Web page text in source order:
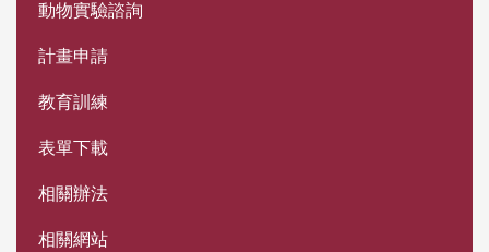
動物實驗諮詢
計畫申請
教育訓練
表單下載
相關辦法
相關網站